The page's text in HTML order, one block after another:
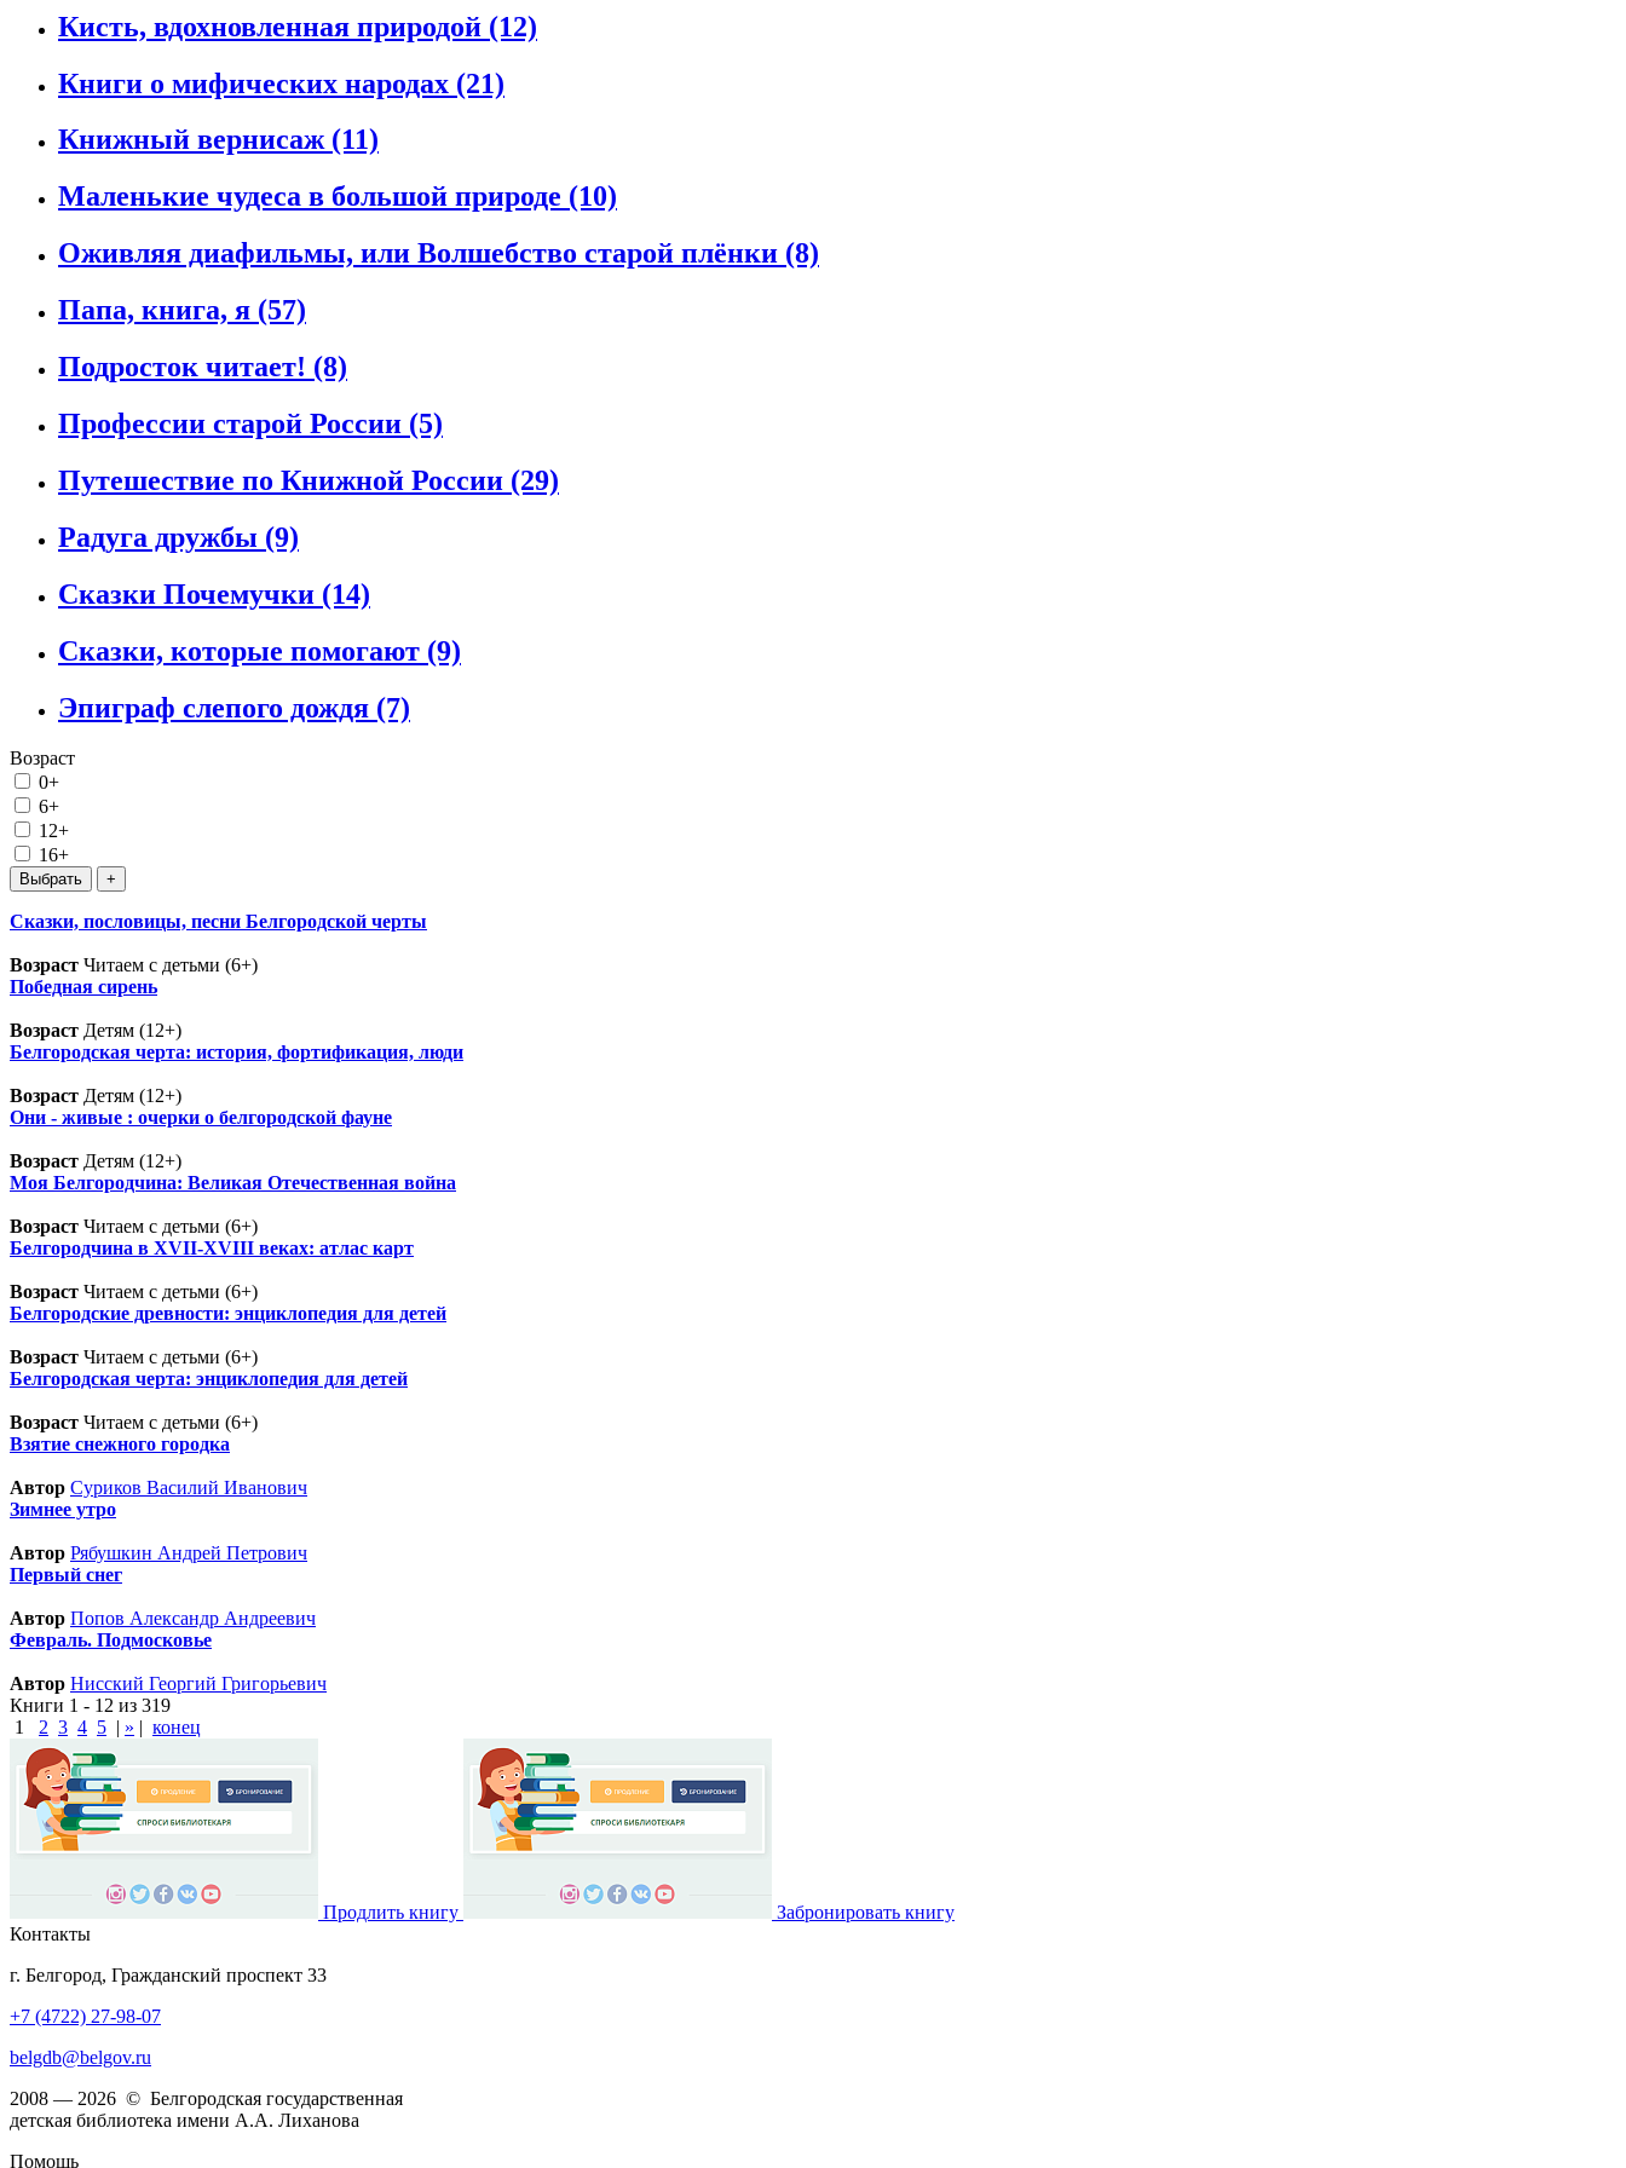
Кисть, вдохновленная природой (12)
Книги о мифических народах (21)
Книжный вернисаж (11)
Маленькие чудеса в большой природе (10)
Оживляя диафильмы, или Волшебство старой плёнки (8)
Папа, книга, я (57)
Подросток читает! (8)
Профессии старой России (5)
Путешествие по Книжной России (29)
Радуга дружбы (9)
Сказки Почемучки (14)
Сказки, которые помогают (9)
Эпиграф слепого дождя (7)
Возраст
0+
6+
12+
16+
Сказки, пословицы, песни Белгородской черты
Возраст Читаем с детьми (6+)
Победная сирень
Возраст Детям (12+)
Белгородская черта: история, фортификация, люди
Возраст Детям (12+)
Они - живые : очерки о белгородской фауне
Возраст Детям (12+)
Моя Белгородчина: Великая Отечественная война
Возраст Читаем с детьми (6+)
Белгородчина в XVII-XVIII веках: атлас карт
Возраст Читаем с детьми (6+)
Белгородские древности: энциклопедия для детей
Возраст Читаем с детьми (6+)
Белгородская черта: энциклопедия для детей
Возраст Читаем с детьми (6+)
Взятие снежного городка
Автор Суриков Василий Иванович
Зимнее утро
Автор Рябушкин Андрей Петрович
Первый снег
Автор Попов Александр Андреевич
Февраль. Подмосковье
Автор Нисский Георгий Григорьевич
Книги 1 - 12 из 319
1
2 3 4 5 | » | конец
Продлить книгу
Забронировать книгу
Контакты
г. Белгород, Гражданский проспект 33
+7 (4722) 27-98-07
belgdb@belgov.ru
2008 — 2026 © Белгородская государственная
детская библиотека имени А.А. Лиханова
Помощь